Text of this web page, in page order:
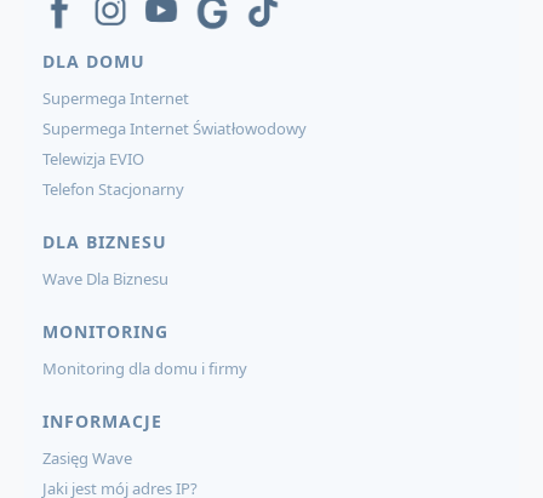
DLA DOMU
Supermega Internet
Supermega Internet Światłowodowy
Telewizja EVIO
Telefon Stacjonarny
DLA BIZNESU
Wave Dla Biznesu
MONITORING
Monitoring dla domu i firmy
INFORMACJE
Zasięg Wave
Jaki jest mój adres IP?